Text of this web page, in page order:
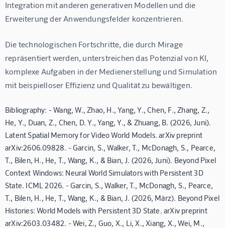
Integration mit anderen generativen Modellen und die
Erweiterung der Anwendungsfelder konzentrieren.
Die technologischen Fortschritte, die durch Mirage
repräsentiert werden, unterstreichen das Potenzial von KI,
komplexe Aufgaben in der Medienerstellung und Simulation
mit beispielloser Effizienz und Qualität zu bewältigen.
Bibliography: - Wang, W., Zhao, H., Yang, Y., Chen, F., Zhang, Z.,
He, Y., Duan, Z., Chen, D. Y., Yang, Y., & Zhuang, B. (2026, Juni).
Latent Spatial Memory for Video World Models. arXiv preprint
arXiv:2606.09828. - Garcin, S., Walker, T., McDonagh, S., Pearce,
T., Bilen, H., He, T., Wang, K., & Bian, J. (2026, Juni). Beyond Pixel
Context Windows: Neural World Simulators with Persistent 3D
State. ICML 2026. - Garcin, S., Walker, T., McDonagh, S., Pearce,
T., Bilen, H., He, T., Wang, K., & Bian, J. (2026, März). Beyond Pixel
Histories: World Models with Persistent 3D State. arXiv preprint
arXiv:2603.03482. - Wei, Z., Guo, X., Li, X., Xiang, X., Wei, M.,